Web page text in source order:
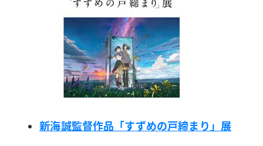
新海誠監督作品「すずめの戸締まり」展